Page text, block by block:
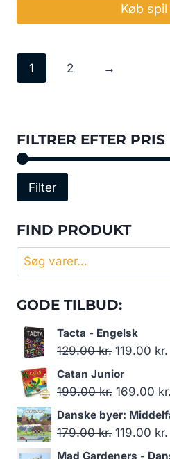
Køb
1 2 →
FILTRER EFTER PRIS
Filter
FIND PRODUKT
Søg
efter:
GODE TILBUD:
Tacta - Engelsk
129.00kr. Den
oprindelige
pris
129.00 kr..
119.00 kr.
Catan Junior
199.00kr. Den
pris
169.00 kr.
Danske byer:
179.00kr. Den
119.00 kr.
Mad Gardeners -